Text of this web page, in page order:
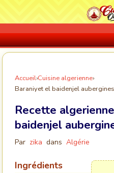
Accueil›Cuisine algerienne›
Baraniyet el baidenjel
Recette
baidenjel
Par zika dans Algérie
Ingrédients